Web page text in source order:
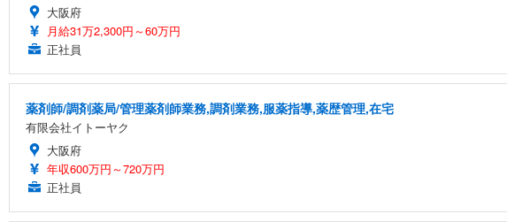
大阪府
月給31万2,300円～60万円
正社員
薬剤師/調剤薬局/管理薬剤師業務,調剤業務,服薬指導,薬歴管理,在宅
有限会社イトーヤク
大阪府
年収600万円～720万円
正社員